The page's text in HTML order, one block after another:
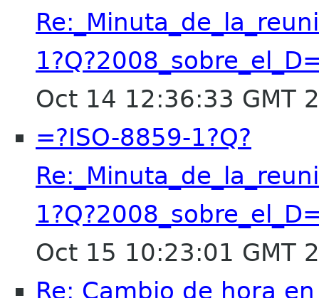
Oct 14 12:36:33 GMT
=?ISO-8859-1?Q?
Oct 15 10:23:01 GMT
Re: Cambio de hora